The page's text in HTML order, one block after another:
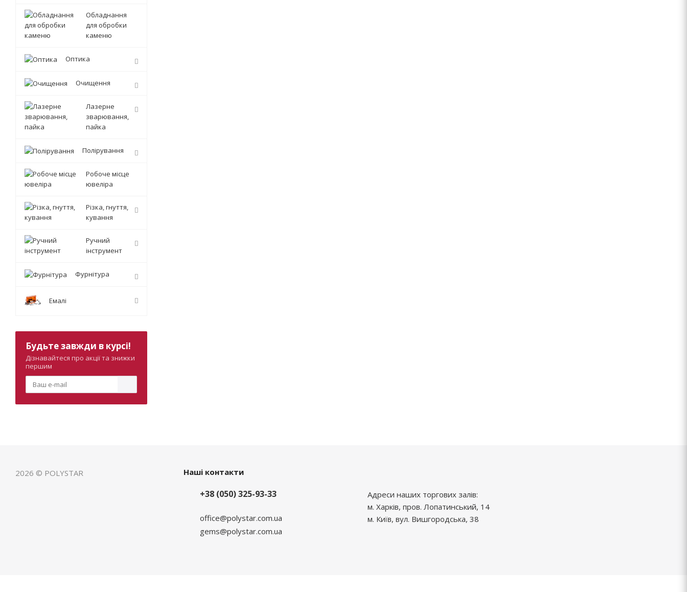
Обладнання
для обробки
каменю
Оптика
Очищення
Лазерне
зварювання,
пайка
Полірування
Робоче місце
ювеліра
Різка, гнуття,
кування
Ручний
інструмент
Фурнітура
Емалі
Будьте завжди в курсі!
Дізнавайтеся про акції та знижки
першим
2026 © POLYSTAR Наші контакти
+38 (050) 325-93-33
office@polystar.com.ua
gems@polystar.com.ua
Адреси наших торгових залів:
м. Харків, пров. Лопатинський, 14
м. Київ, вул. Вишгородська, 38